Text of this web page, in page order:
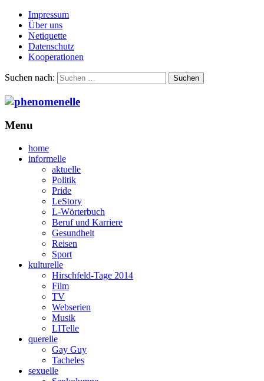
Impressum
Über uns
Netiquette
Datenschutz
Kooperationen
Suchen nach:
Menu
home
informelle
aktuelle
Politik
Pride
LeStory
L-Wörterbuch
Beruf und Karriere
Gesundheit
Reisen
Sport
kulturelle
Hirschfeld-Tage 2014
Film
TV
Webserien
Musik
LITelle
querelle
Gay Guy
Tacheles
sexuelle